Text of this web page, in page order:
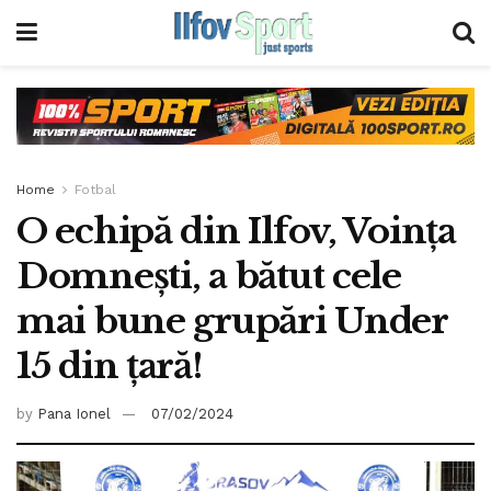
Home Fotbal
O echipă din Ilfov, Voința
Domnești, a bătut cele
mai bune grupări Under
15 din țară!
by Pana Ionel 07/02/2024